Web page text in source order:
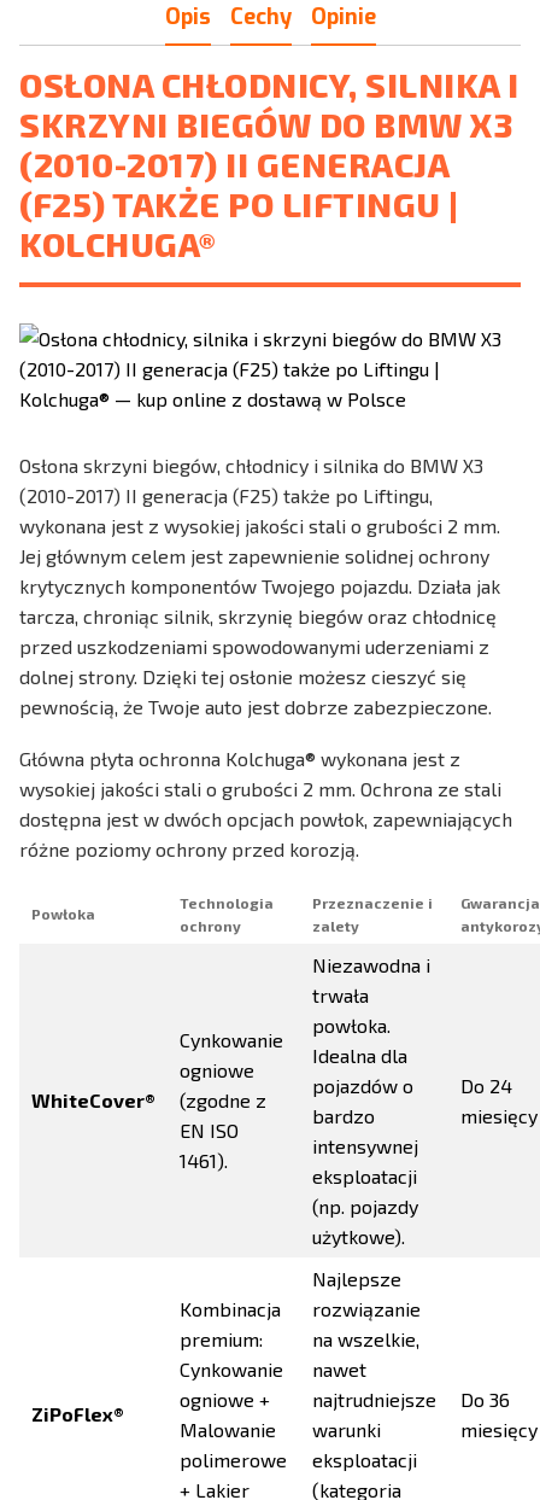
Opis Cechy Opinie
OSŁONA CHŁODNICY, SILNIKA I
SKRZYNI BIEGÓW DO BMW X3
(2010-2017) II GENERACJA
(F25) TAKŻE PO LIFTINGU |
KOLCHUGA®
Osłona skrzyni biegów, chłodnicy i silnika do BMW X3
(2010-2017) II generacja (F25) także po Liftingu,
wykonana jest z wysokiej jakości stali o grubości 2 mm.
Jej głównym celem jest zapewnienie solidnej ochrony
krytycznych komponentów Twojego pojazdu. Działa jak
tarcza, chroniąc silnik, skrzynię biegów oraz chłodnicę
przed uszkodzeniami spowodowanymi uderzeniami z
dolnej strony. Dzięki tej osłonie możesz cieszyć się
pewnością, że Twoje auto jest dobrze zabezpieczone.
Główna płyta ochronna Kolchuga® wykonana jest z
wysokiej jakości stali o grubości 2 mm. Ochrona ze stali
dostępna jest w dwóch opcjach powłok, zapewniających
różne poziomy ochrony przed korozją.
Powłoka
Technologia
ochrony
Przeznaczenie i
zalety
Gwarancja
WhiteCover®
Cynkowanie
ogniowe
(zgodne z
EN ISO
1461).
Niezawodna i
trwała
powłoka.
Idealna dla
pojazdów o
bardzo
intensywnej
eksploatacji
(np. pojazdy
użytkowe).
Do 24
miesięcy
ZiPoFlex®
Kombinacja
premium:
Cynkowanie
ogniowe +
Malowanie
polimerowe
+ Lakier
Najlepsze
rozwiązanie
na wszelkie,
nawet
najtrudniejsze
warunki
eksploatacji
(kategoria
Do 36
miesięcy